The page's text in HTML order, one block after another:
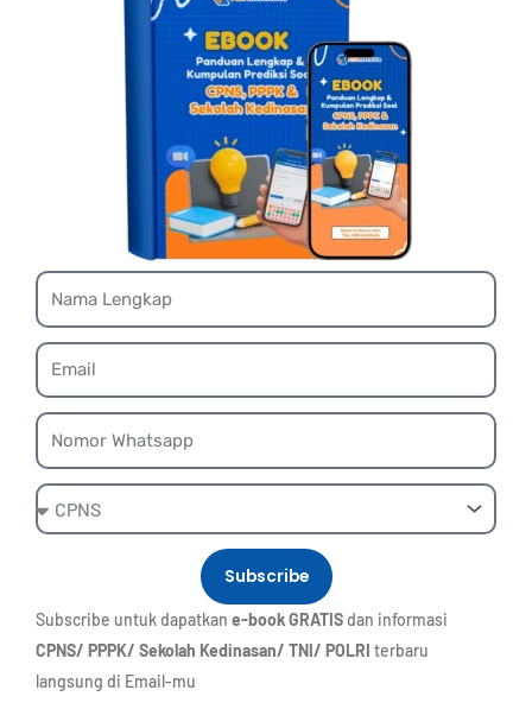
Name
Email
Whatsapp
Ebook
Subscribe
Subscribe untuk dapatkan e-book GRATISdan informasi
CPNS/ PPPK/ Sekolah Kedinasan/ TNI/ POLRI terbaru
langsung di Email-mu